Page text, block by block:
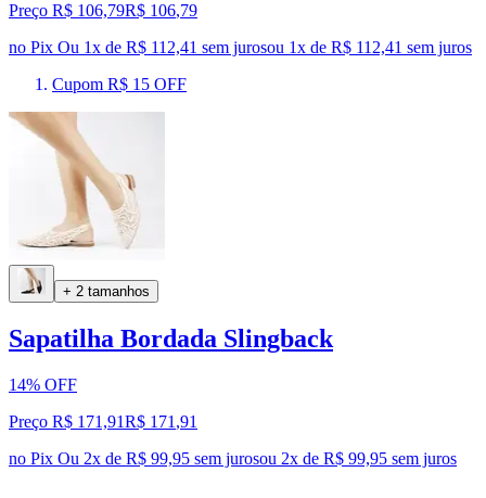
Preço R$ 106,79R$ 106,79
no Pix Ou 1x de R$ 112,41 sem jurosou 1x de R$ 112,41 sem juros
Cupom R$ 15 OFF
+ 2 tamanhos
Sapatilha Bordada Slingback
14% OFF
Preço R$ 171,91R$ 171 ,91
no Pix Ou 2x de R$ 99,95 sem jurosou 2x de R$ 99,95 sem juros